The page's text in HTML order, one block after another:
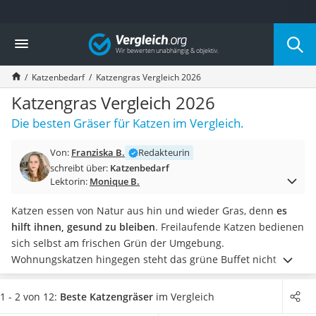
Die beliebtesten Vergleiche nach Kategorie
Drogerie
Inhalator
Haarschneider
Rollator
Braun Rasierer
Katzenklappe (Chip)
Masturbator
Massagepistole
Reisehaartrockner
Eiweißpulver
Magnesiumpräparat
Katzenklappe
Nackenmassagegerät
Zeckenschutz Katze
Vergleich
Katzenbedarf Katzengras Vergleich 2026
Katzengras Vergleich 2026
Die besten Gräser für Katzen im Vergleich.
Von: Franziska B.
Redakteurin
schreibt über: Katzenbedarf
Lektorin: Monique B.
Katzen essen von Natur aus hin und wieder Gras, denn es
hilft ihnen, gesund zu bleiben. Freilaufende Katzen bedienen
sich selbst am frischen Grün der Umgebung.
Wohnungskatzen hingegen steht das grüne Buffet nicht zur
Verfügung. Stattdessen machen die Tiere den Geschmacks-
Test an Zimmerpflanzen – zum Leidwesen der Besitzer.
1 - 2 von 12: Beste Katzengräser im Vergleich